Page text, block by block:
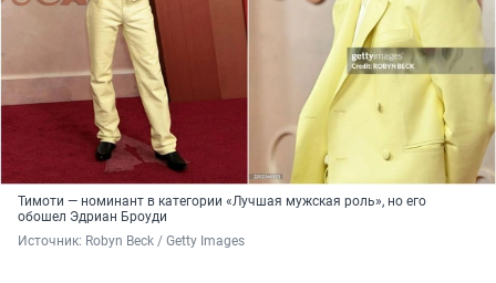
Тимоти — номинант в категории «Лучшая мужская роль», но его
обошел Эдриан Броуди
Источник: Robyn Beck / Getty Images